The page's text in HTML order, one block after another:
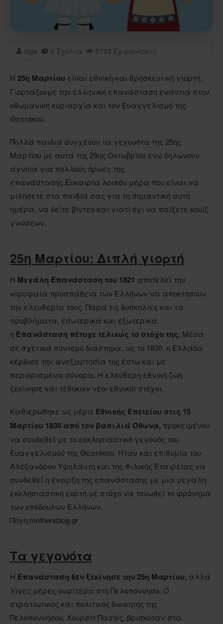
olga 0 Σχόλια 5792 Εμφανίσεις
Η 25η Μαρτίου είναι εθνική και θρησκευτική γιορτή.
Γιορτάζουμε την ελληνική επανάσταση ενάντια στην
οθωμανική κυριαρχία και τον Ευαγγελισμό της
Θεοτόκου.
Πολλά παιδιά συγχέουν τα γεγονότα της 25ης
Μαρτίου με αυτά της 28ης Οκτωβρίου ενώ δηλώνουν
άγνοια για πολλούς ήρωες της
επανάστασης.Ευκαιρία λοιπόν μέρα που είναι να
μιλήσετε στα παιδιά σας για τη σημαντική αυτή
ημέρα, να δείτε βίντεο και γιατί όχι να παίξετε κουίζ
γνώσεων.
25η Μαρτίου: Διπλή γιορτή
Η Μεγάλη Επανάσταση του 1821 αποτελεί την
κορυφαία προσπάθεια των Ελλήνων να αποκτήσουν
την ελευθερία τους. Παρά τις δυσκολίες και τα
προβλήματα, εσωτερικά και εξωτερικά,
η Επανάσταση πέτυχε τελικώς το στόχο της. Μέσα
σε σχετικά σύντομο διάστημα, ως το 1830, η Ελλάδα
κέρδισε την ανεξαρτησία της έστω και με
περιορισμένα σύνορα. Η ελεύθερη εθνική ζωή
ξεκίνησε και τέθηκαν νέοι εθνικοί στόχοι.
Καθιερώθηκε ως μέρα Εθνικής Επετείου στις 15
Μαρτίου 1838 από τον βασιλιά Όθωνα, προκειμένου
να συνδεθεί με το εκκλησιαστικό γεγονός του
Ευαγγελισμού της Θεοτόκου. Ήταν και επιθυμία του
Αλέξανδρου Υψηλάντη και της Φιλικής Εταιρείας να
συνδεθεί η έναρξη της επανάστασης με μια μεγάλη
εκκλησιαστική εορτή με στόχο να τονωθεί το φρόνημα
των υπόδουλων Ελλήνων.
Πηγη:mothersblog.gr
Τα γεγονότα
Η Επανάσταση δεν ξεκίνησε την 25η Μαρτίου, αλλά
λίγες μέρες νωρίτερα στη Πελοπόννησο. Ο
στρατιωτικός και πολιτικός διοικητής της
Πελοποννήσου, Χουρσίτ Πασάς, βρισκόταν στα